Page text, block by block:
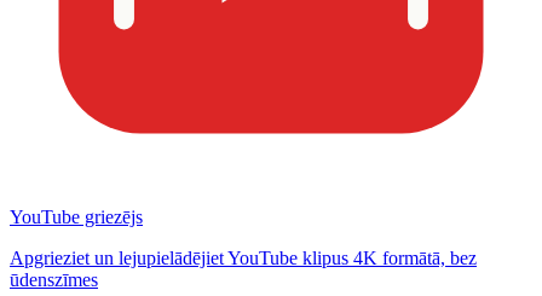
YouTube griezējs
Apgrieziet un lejupielādējiet YouTube klipus 4K formātā, bez
ūdenszīmes